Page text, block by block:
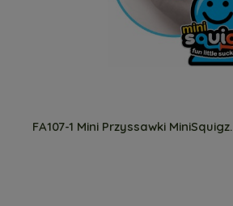
FA107-1 Mini Przyssawki MiniSquigz.